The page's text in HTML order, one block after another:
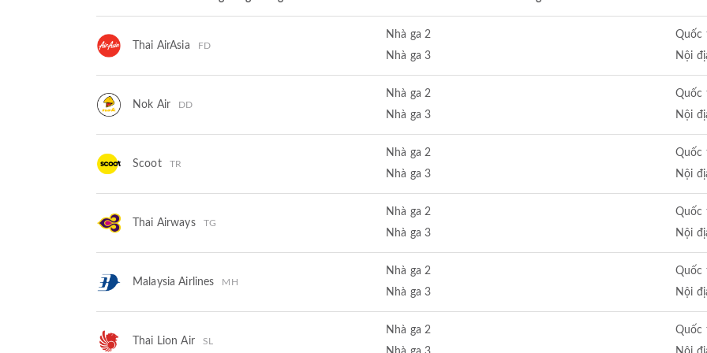
Thai AirAsia FD
Nhà ga 2
Nhà ga 3
Quốc
Nội
Nok Air DD
Nhà ga 2
Nhà ga 3
Quốc
Nội
Scoot TR
Nhà ga 2
Nhà ga 3
Quốc
Nội
Thai Airways TG
Nhà ga 2
Nhà ga 3
Quốc
Nội
Malaysia Airlines MH
Nhà ga 2
Nhà ga 3
Quốc
Nội
Thai Lion Air SL
Nhà ga 2
Quốc